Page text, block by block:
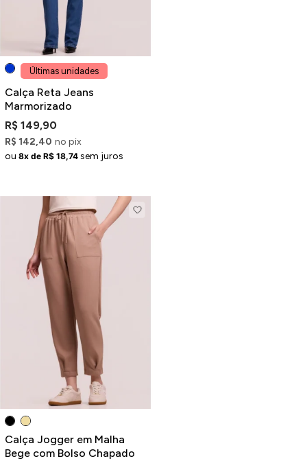
Últimas unidades
Calça Reta Jeans
Marmorizado
R$ 149,90
R$ 142,40 no pix
ou 8x de R$ 18,74 sem juros
Calça Jogger em Malha
Bege com Bolso Chapado